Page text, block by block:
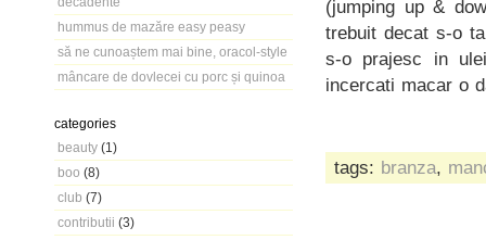
hummus de mazăre easy peasy
să ne cunoaștem mai bine, oracol-style
mâncare de dovlecei cu porc și quinoa
categories
beauty (1)
boo (8)
club (7)
contributii (3)
(jumping up &
trebuit decat s-o
s-o prajesc in
incercati macar o
tags: branza,